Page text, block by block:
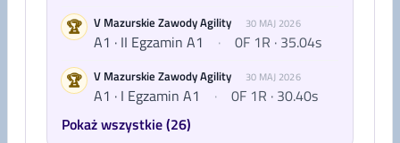
🏆 V Mazurskie Zawody Agility 30 MAJ 2026
A1 · II Egzamin A1 ·
0F 1R · 35.04s
🏆
V Mazurskie Zawody Agility 30 MAJ 2026
A1 · I Egzamin A1 ·
0F 1R · 30.40s
Pokaż wszystkie (26)